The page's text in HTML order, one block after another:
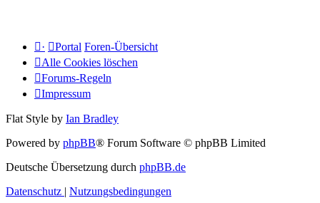
· Portal Foren-Übersicht
Alle Cookies löschen
Forums-Regeln
Impressum
Flat Style by Ian Bradley
Powered by phpBB® Forum Software © phpBB Limited
Deutsche Übersetzung durch phpBB.de
Datenschutz | Nutzungsbedingungen